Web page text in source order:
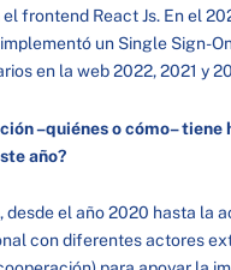
frontend React Js. En el
un Single Sign-
en la web 2022, 2021 y
–quiénes o cómo–
año?
desde el año 2020 hasta la
con diferentes actores